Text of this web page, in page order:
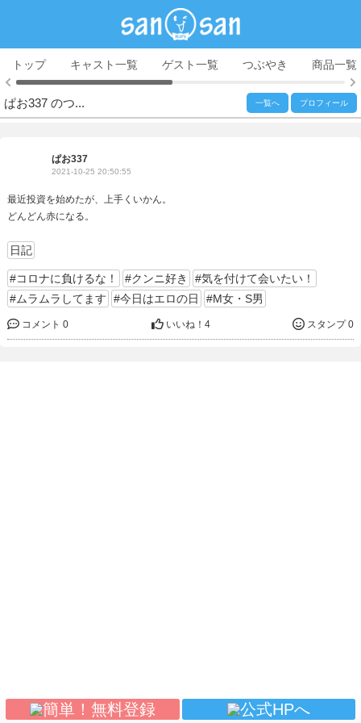
トップ キャスト一覧 ゲスト一覧 つぶやき 商品一覧
ぱお337 のつ... 一覧へ プロフィール
ぱお337
2021-10-25 20:50:55
最近投資を始めたが、上手くいかん。
どんどん赤になる。
日記
#コロナに負けるな！ #クンニ好き
#気を付けて会いたい！
#ムラムラしてます
#今日はエロの日 #M女・S男
コメント 0 いいね！ 4 スタンプ 0
(c) sanmarusan All Rights Reserved.